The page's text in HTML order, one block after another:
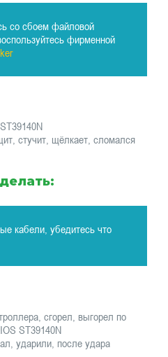
со сбоем файловой
фирменной
стучит, щёлкает, сломался
кабели, убедитесь что
сгорел, выгорел по
ST39140N
ударили, после удара